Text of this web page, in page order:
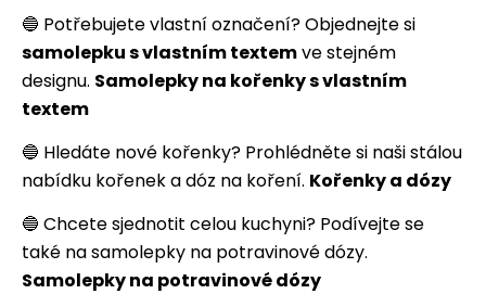
🔵 Potřebujete vlastní označení? Objednejte si
samolepku s vlastním textemve stejném
designu. Samolepky na kořenky s vlastním
textem
🔵 Hledáte nové kořenky? Prohlédněte si naši stálou
nabídku kořenek a dóz na koření. Kořenky a dózy
🔵 Chcete sjednotit celou kuchyni? Podívejte se
také na samolepky na potravinové dózy.
Samolepky na potravinové dózy